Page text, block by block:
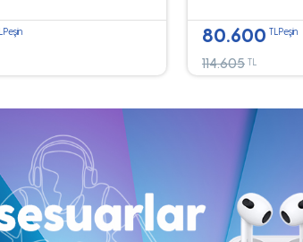
80.600 TLPeşin
114.605 TL